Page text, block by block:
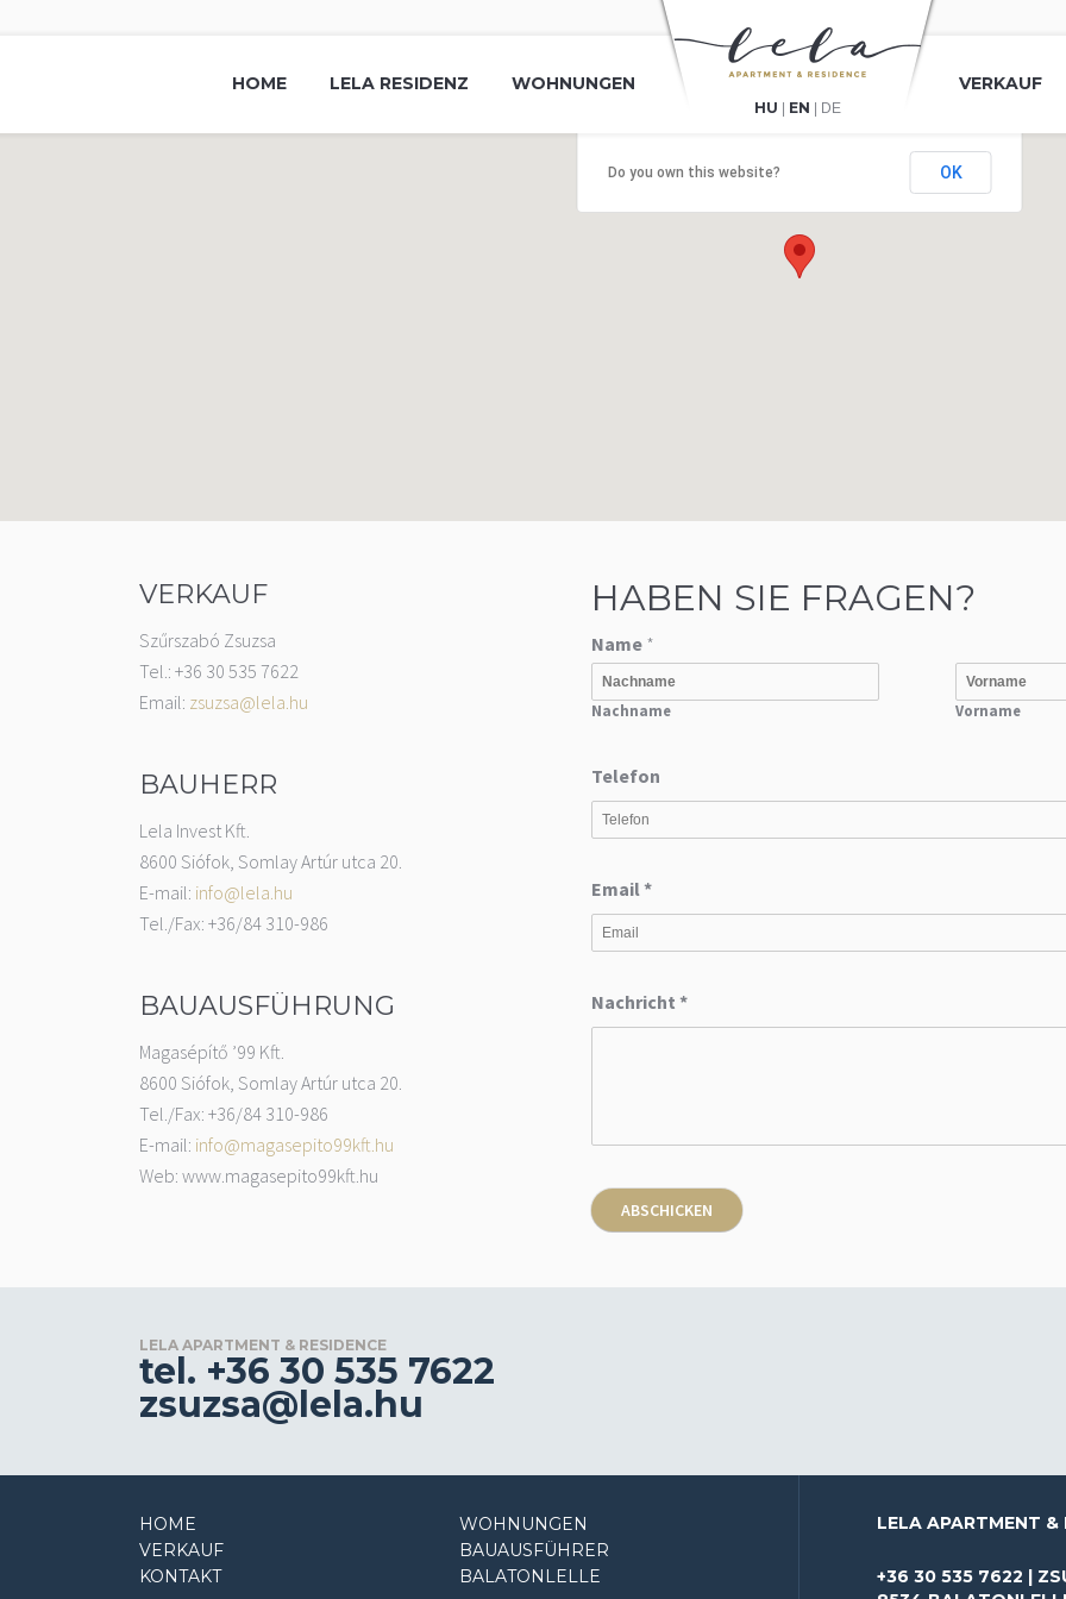
HOME LELA RESIDENZ WOHNUNGEN
HU EN DE
VERKAUF
This page can't load Google Maps correctly.
Do you own this website? OK
VERKAUF
Szűrszabó Zsuzsa
Tel.: +36 30 535 7622
Email: zsuzsa@lela.hu
BAUHERR
Lela Invest Kft.
8600 Siófok, Somlay Artúr utca 20.
E-mail: info@lela.hu
Tel./Fax: +36/84 310-986
BAUAUSFÜHRUNG
Magasépítő ’99 Kft.
8600 Siófok, Somlay Artúr utca 20.
Tel./Fax: +36/84 310-986
E-mail: info@magasepito99kft.hu
Web: www.magasepito99kft.hu
HABEN SIE FRAGEN?
Name *
Nachname Vorname
Telefon
Email*
Nachricht *
ABSCHICKEN
LELA APARTMENT & RESIDENCE
tel. +36 30 535 7622
zsuzsa@lela.hu
HOME
WOHNUNGEN
VERKAUF
BAUAUSFÜHRER
KONTAKT
BALATONLELLE
LELA APARTMENT &
+36 30 535 7622 |